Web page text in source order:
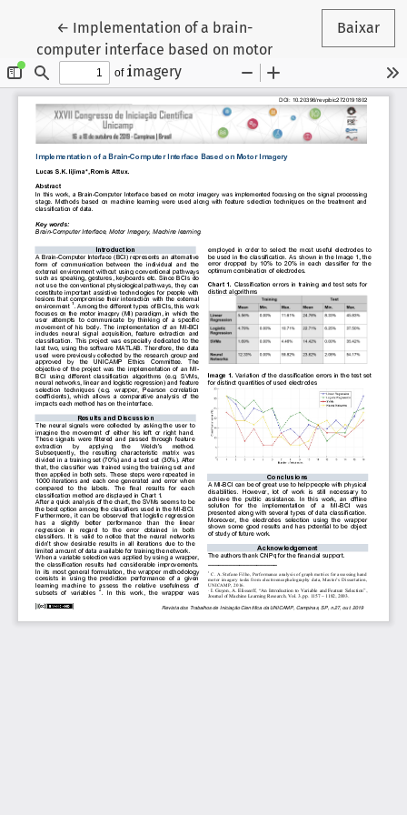
← Voltar aos Detalhes do Artigo
Implementation of a brain-
computer interface based on motor
imagery
Baixar